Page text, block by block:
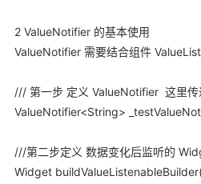
2 ValueNotifier 的基本使用
ValueNotifier 需要结合组件
/// 第一步 定义 ValueNotifier 这里
ValueNotifier<String>
///第二步定义 数据变化后监听的
Widget